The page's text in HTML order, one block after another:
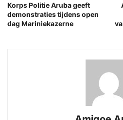
Korps Politie Aruba geeft
demonstraties tijdens open
dag Mariniekazerne